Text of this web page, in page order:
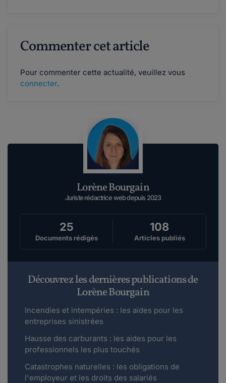
Commenter cet article
Pour commenter cette actualité, veuillez vous
connecter.
Lorène Bourgain
Juriste rédactrice web depuis 2023
25
Documents rédigés
108
Articles publiés
Découvrez les dernières publications de
Lorène Bourgain
Incendies et intempéries : les aides pour les
entreprises sinistrées
Hausse des carburants : les aides pour les
professionnels les plus touchés
Catastrophes naturelles : les obligations de
l'employeur et les droits des salariés